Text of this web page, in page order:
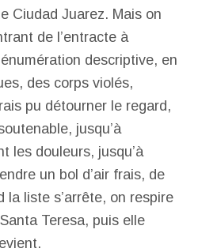
Ciudad Juarez. Mais on
de l’entracte à
descriptive, en
des corps violés,
pu détourner le regard,
jusqu’à
les douleurs, jusqu’à
un bol d’air frais, de
la liste s’arrête, on respire
Teresa, puis elle